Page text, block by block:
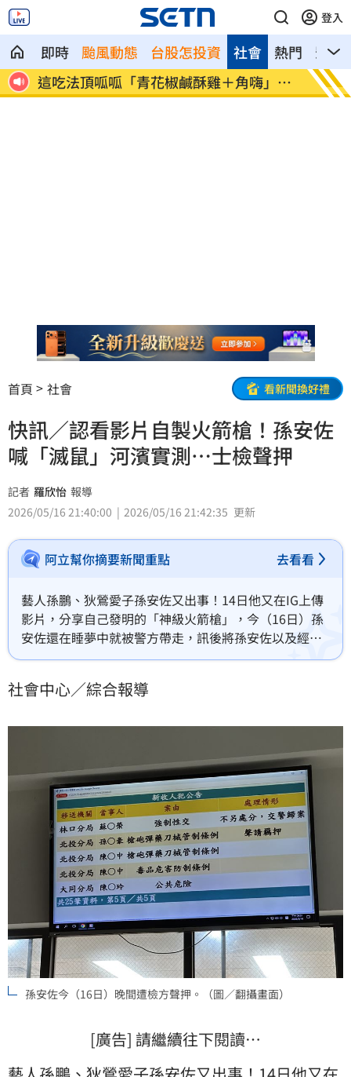
登入
即時 颱風動態 台股怎投資 熱門 影音
社會
鎮
這吃法頂呱呱「青花椒鹹酥雞＋角嗨」開
賣
韓股
首頁 社會 看新聞換好禮
快訊／認看影片自製火箭槍！孫安佐
喊「滅鼠」河濱實測…士檢聲押
記者 羅欣怡 報導
2026/05/16 21:40:00
2026/05/16 21:42:35 更新
阿立幫你摘要新聞重點 去看看
藝人孫鵬、狄鶯愛子孫安佐又出事！14日他又在IG上傳
影片，分享自己發明的「神級火箭槍」，今（16日）孫
安佐還在睡夢中就被警方帶走，訊後將孫安佐以及經紀
人「重讀（陳昱中）」依公共危險及恐嚇公眾等罪嫌移
《槍砲彈藥刀械管制條例》等罪，且有再犯之虞，向法
社會中心／綜合報導
孫安佐今（16日）晚間遭檢方聲押。（圖／翻攝畫面）
[廣告] 請繼續往下閱讀…